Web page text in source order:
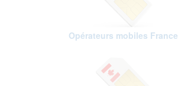
Opérateurs mobiles France